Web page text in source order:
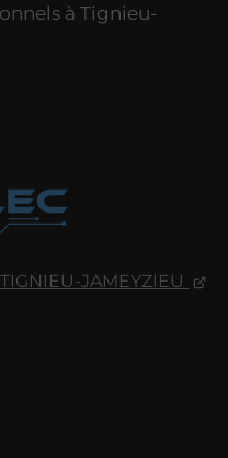
TIGNIEU-JAMEYZIEU
à Tignieu-